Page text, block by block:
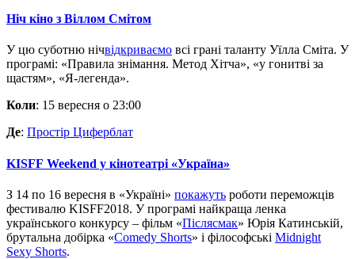
Ніч кіно з Віллом Смітом
У цю суботню нічвідкриваємо всі грані таланту Уїлла Сміта. У
програмі: «Правила знімання. Метод Хітча», «у гонитві за
щастям», «Я-легенда».
Коли: 15 вересня о 23:00
Де: Простір Циферблат
KISFF Weekend у кінотеатрі «Україна»
З 14 по 16 вересня в «Україні» покажуть роботи переможців
фестивалю KISFF2018. У програмі найкраща ленка
українського конкурсу – фільм «Післясмак» Юрія Катинській,
брутальна добірка «Comedy Shorts» і філософські Midnight
Sexy Shorts.